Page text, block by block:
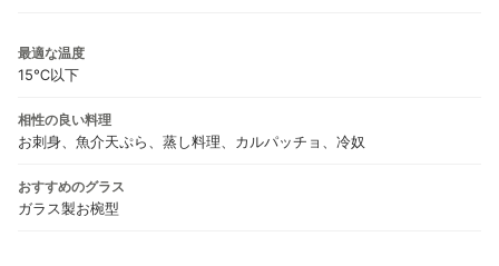
最適な温度
15℃以下
相性の良い料理
お刺身、魚介天ぷら、蒸し料理、カルパッチョ、冷奴
おすすめのグラス
ガラス製お椀型